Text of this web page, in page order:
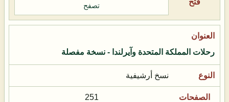
تصفح
رحلات المملكة المتحدة وآيرلندا - نسخة مفصلة
نسخ أرشيفية
251